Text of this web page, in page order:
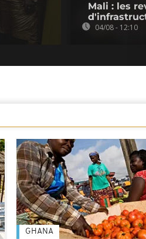
Mali : les
04/08 - 12:10
GHANA